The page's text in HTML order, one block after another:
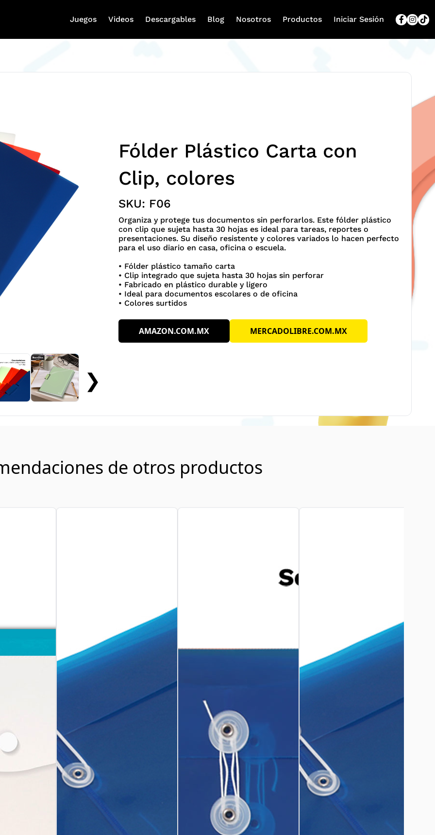
Juegos Videos Descargables Blog Nosotros Productos Iniciar Sesión
❯
Fólder Plástico Carta con
Clip, colores
SKU: F06
Organiza y protege tus documentos sin perforarlos. Este fólder plástico
con clip que sujeta hasta 30 hojas es ideal para tareas, reportes o
presentaciones. Su diseño resistente y colores variados lo hacen perfecto
para el uso diario en casa, oficina o escuela.
• Fólder plástico tamaño carta
• Clip integrado que sujeta hasta 30 hojas sin perforar
• Fabricado en plástico durable y ligero
• Ideal para documentos escolares o de oficina
• Colores surtidos
AMAZON.COM.MX MERCADOLIBRE.COM.MX
de otros productos